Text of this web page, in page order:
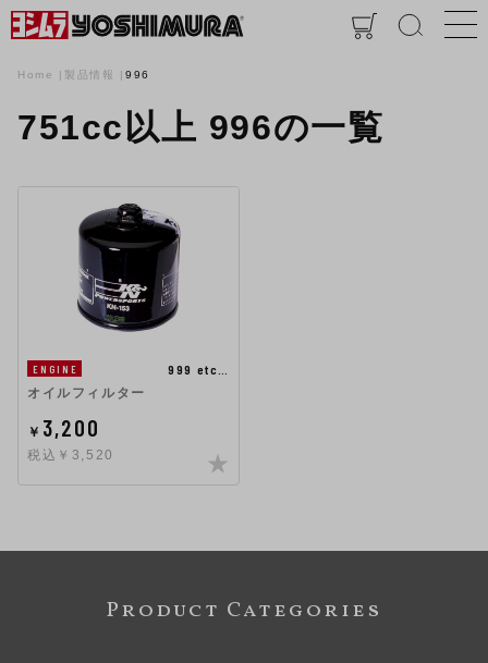
Home 製品情報 996
751cc以上 996の一覧
ENGINE
999 etc…
オイルフィルター
￥ 3,200
税込￥3,520
Product Categories